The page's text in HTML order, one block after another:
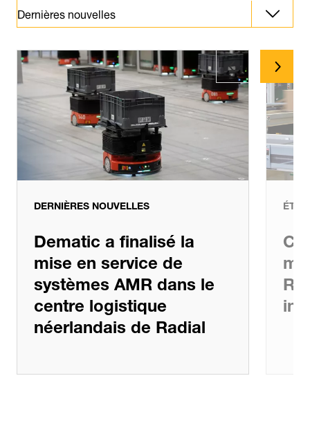
Dernières nouvelles
DERNIÈRES NOUVELLES
Dematic a finalisé la
mise en service de
systèmes AMR dans le
centre logistique
néerlandais de Radial